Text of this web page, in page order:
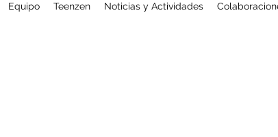
Equipo Teenzen Noticias y Actividades